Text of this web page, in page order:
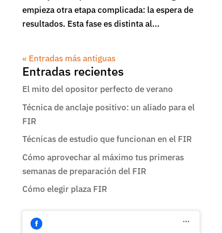
empieza otra etapa complicada: la espera de
resultados. Esta fase es distinta al...
« Entradas más antiguas
Entradas recientes
El mito del opositor perfecto de verano
Técnica de anclaje positivo: un aliado para el
FIR
Técnicas de estudio que funcionan en el FIR
Cómo aprovechar al máximo tus primeras
semanas de preparación del FIR
Cómo elegir plaza FIR